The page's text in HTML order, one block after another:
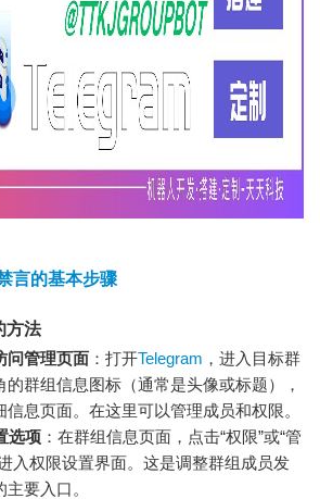
言的基本步骤
方法
问管理页面 ：打开Telegram ，进入目标群
的群组信息图标（通常是头像或标题），
息页面。在这里可以管理成员和权限。
选项 ：在群组信息页面，点击“权限”或“管
入权限设置界面。这是调整群组成员发
要入口。